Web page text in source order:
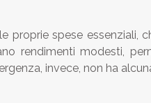
proprie spese essenziali,
rendimenti modesti,
invece, non ha